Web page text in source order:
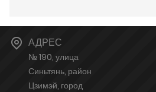
АДРЕС
№ 190, улица
Синьтянь, район
Цзимэй, город